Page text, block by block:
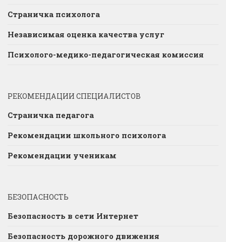
Страничка психолога
Независимая оценка качества услуг
Психолого-медико-педагогическая комиссия
РЕКОМЕНДАЦИИ СПЕЦИАЛИСТОВ
Страничка педагога
Рекомендации школьного психолога
Рекомендации ученикам
БЕЗОПАСНОСТЬ
Безопасность в сети Интернет
Безопасность дорожного движения